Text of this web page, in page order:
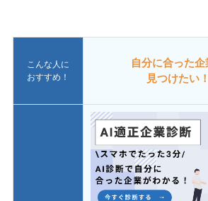
こんな人に
おすすめ！
自分に合った企
見つけたい！